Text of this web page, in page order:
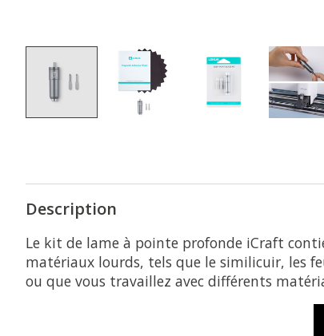
Description
Le kit de lame à pointe profonde iCraft
matériaux lourds, tels que le similicuir, les
ou que vous travaillez avec différents